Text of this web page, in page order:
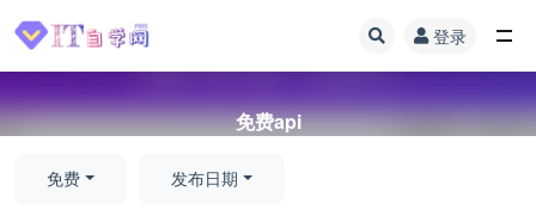
登录
免费api
免费 发布日期